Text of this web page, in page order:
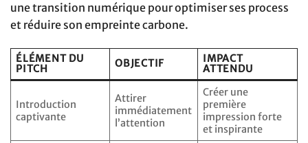
une transition numérique pour optimiser ses process
et réduire son empreinte carbone.
ÉLÉMENT DU
PITCH
OBJECTIF
IMPACT
ATTENDU
Introduction
captivante
Attirer
immédiatement
l’attention
Créer une
première
impression forte
et inspirante